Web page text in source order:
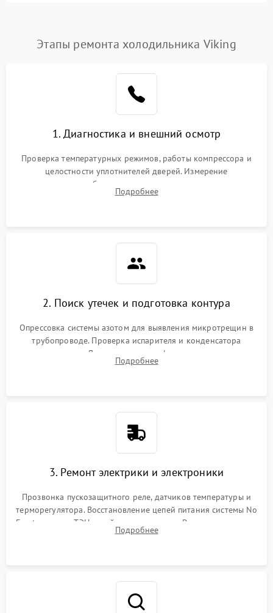
Поломка системы No Frost 2600 ₽ Подробнее →
работе
2000 ₽ Подробнее →
1000 ₽
1800 ₽
Этапы ремонта холодильника Viking
1. Диагностика и внешний осмотр
Проверка температурных режимов, работы компрессора и
целостности уплотнителей дверей. Измерение
сопротивления обмоток мотора, проверка термостата и
считывание кодов ошибок с электронного дисплея.
Подробнее
2. Поиск утечек и подготовка контура
Опрессовка системы азотом для выявления микротрещин в
трубопроводе. Проверка испарителя и конденсатора
течеискателем. Демонтаж старого фильтра-осушителя и
продувка капиллярной трубки для устранения засоров.
Подробнее
3. Ремонт электрики и электроники
Прозвонка пускозащитного реле, датчиков температуры и
терморегулятора. Восстановление цепей питания системы No
Frost, включая ТЭН оттайки и вентилятор. Ремонт или замена
платы управления при сбоях алгоритмов.
Подробнее